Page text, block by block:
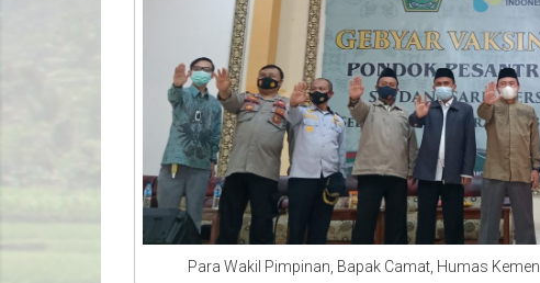
Para Wakil Pimpinan, Bapak Camat, Humas